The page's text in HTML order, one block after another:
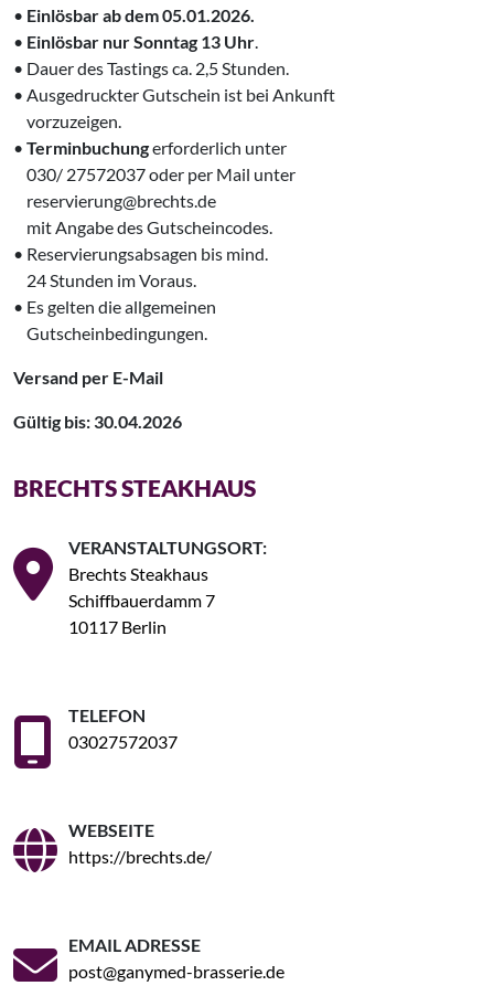
• Einlösbar ab dem 05.01.2026.
• Einlösbar nur Sonntag 13 Uhr
• Dauer des Tastings ca. 2,5 Stunden.
• Ausgedruckter Gutschein ist bei Ankunft
‌ vorzuzeigen.
• Terminbuchungerforderlich unter
‌ 030/ 27572037 oder per Mail unter
‌ reservierung@brechts.de
‌ mit Angabe des Gutscheincodes.
• Reservierungsabsagen bis mind.
‌ 24 Stunden im Voraus.
• Es gelten die allgemeinen
‌ Gutscheinbedingungen.
Versand per E-Mail
Gültig bis: 30.04.2026
BRECHTS STEAKHAUS
VERANSTALTUNGSORT:
Brechts Steakhaus
Schiffbauerdamm 7
10117 Berlin
TELEFON
03027572037
WEBSEITE
https://brechts.de/
EMAIL ADRESSE
post@ganymed-brasserie.de